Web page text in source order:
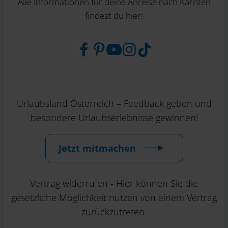
findest du hier!
Urlaubsland Österreich – Feedback geben und
besondere Urlaubserlebnisse gewinnen!
Jetzt mitmachen
Vertrag widerrufen - Hier können Sie die
gesetzliche Möglichkeit nutzen von einem Vertrag
zurückzutreten.